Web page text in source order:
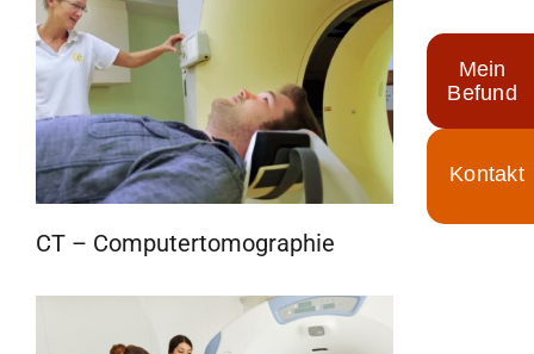
Mein
Befund
CT – Computertomographie
Toggle
Sliding